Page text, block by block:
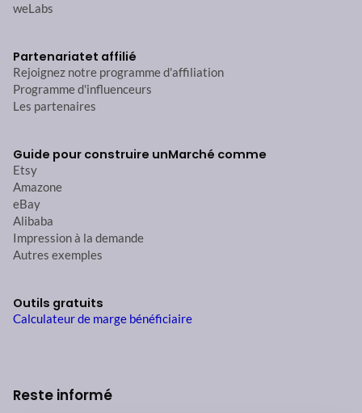
weLabs
Partenariatet affilié
Rejoignez notre programme d'affiliation
Programme d'influenceurs
Les partenaires
Guide pour construire unMarché comme
Etsy
Amazone
eBay
Alibaba
Impression à la demande
Autres exemples
Outils gratuits
Calculateur de marge bénéficiaire
Reste informé